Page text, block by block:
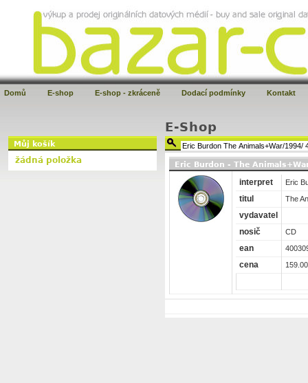
Domů E-shop E-shop - zkráceně Dodací podmínky Kontakt
E-Shop
Eric Burdon - The
interpret Eric
titul The
vydavatel
nosič
CD
ean
cena
Můj košík
žádná položka